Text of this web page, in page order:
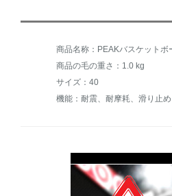
商品の毛の重さ：1.0 kg
サイズ：40
機能：耐震、耐摩耗、滑り止め